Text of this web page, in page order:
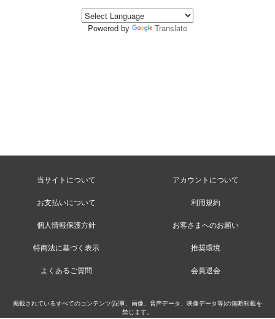
Powered by Translate
当サイトについて アカウントについて
お支払いについて 利用規約
個人情報保護方針 お客さまへのお願い
特商法に基づく表示 推奨環境
よくあるご質問 会員退会
掲載されているすべてのコンテンツ(記事、画像、音声データ、映像データ等)の無断転載を
禁じます。